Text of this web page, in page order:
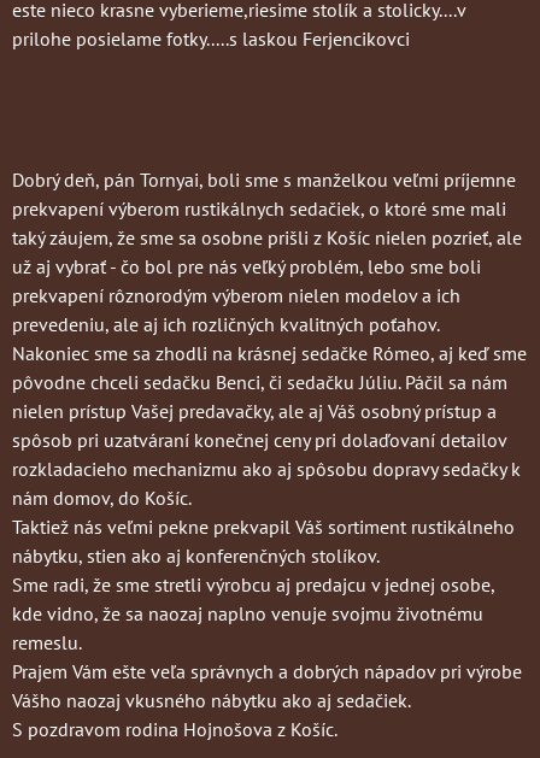
este nieco krasne vyberieme,riesime stolík a stolicky....v
prilohe posielame fotky.....s laskou Ferjencikovci
Dobrý deň, pán Tornyai, boli sme s manželkou veľmi príjemne
prekvapení výberom rustikálnych sedačiek, o ktoré sme mali
taký záujem, že sme sa osobne prišli z Košíc nielen pozrieť, ale
už aj vybrať - čo bol pre nás veľký problém, lebo sme boli
prekvapení rôznorodým výberom nielen modelov a ich
prevedeniu, ale aj ich rozličných kvalitných poťahov.
Nakoniec sme sa zhodli na krásnej sedačke Rómeo, aj keď sme
pôvodne chceli sedačku Benci, či sedačku Júliu. Páčil sa nám
nielen prístup Vašej predavačky, ale aj Váš osobný prístup a
spôsob pri uzatváraní konečnej ceny pri dolaďovaní detailov
rozkladacieho mechanizmu ako aj spôsobu dopravy sedačky k
nám domov, do Košíc.
Taktiež nás veľmi pekne prekvapil Váš sortiment rustikálneho
nábytku, stien ako aj konferenčných stolíkov.
Sme radi, že sme stretli výrobcu aj predajcu v jednej osobe,
kde vidno, že sa naozaj naplno venuje svojmu životnému
remeslu.
Prajem Vám ešte veľa správnych a dobrých nápadov pri výrobe
Vášho naozaj vkusného nábytku ako aj sedačiek.
S pozdravom rodina Hojnošova z Košíc.